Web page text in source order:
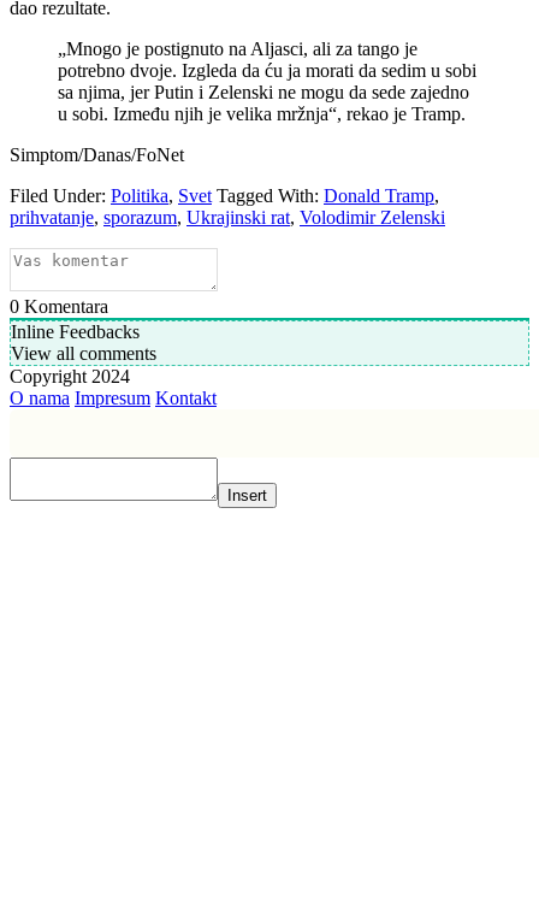
dao rezultate.
„Mnogo je postignuto na Aljasci, ali za tango je
potrebno dvoje. Izgleda da ću ja morati da sedim u sobi
sa njima, jer Putin i Zelenski ne mogu da sede zajedno
u sobi. Između njih je velika mržnja“, rekao je Tramp.
Simptom/Danas/FoNet
Filed Under: Politika, Svet Tagged With: Donald Tramp,
prihvatanje, sporazum, Ukrajinski rat, Volodimir Zelenski
0 Komentara
Inline Feedbacks
View all comments
Copyright 2024
O nama Impresum Kontakt
Insert